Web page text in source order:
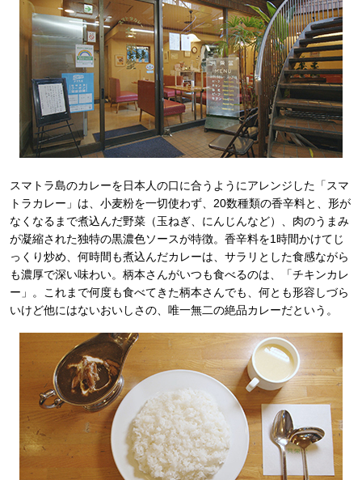
スマトラ島のカレーを日本人の口に合うようにアレンジした「スマ
トラカレー」は、小麦粉を一切使わず、20数種類の香辛料と、形が
なくなるまで煮込んだ野菜（玉ねぎ、にんじんなど）、肉のうまみ
が凝縮された独特の黒濃色ソースが特徴。香辛料を1時間かけてじ
っくり炒め、何時間も煮込んだカレーは、サラリとした食感ながら
も濃厚で深い味わい。柄本さんがいつも食べるのは、「チキンカレ
ー」。これまで何度も食べてきた柄本さんでも、何とも形容しづら
いけど他にはないおいしさの、唯一無二の絶品カレーだという。